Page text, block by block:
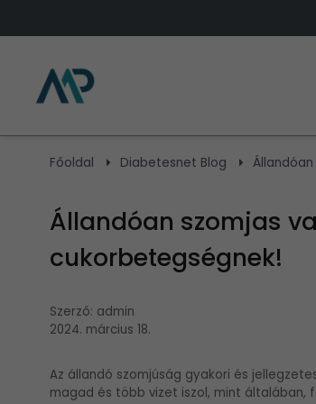
Főoldal Diabetesnet Blog
Állandóan szomjas
cukorbetegségnek!
Szerző: admin
2024. március 18.
Az állandó szomjúság gyakori és
magad és több vizet iszol, mint